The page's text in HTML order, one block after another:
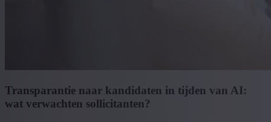
Transparantie naar kandidaten in tijden van AI:
wat verwachten sollicitanten?